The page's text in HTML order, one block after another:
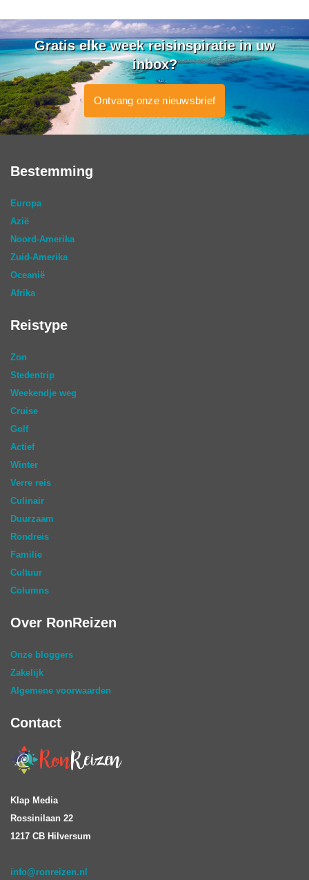
Gratis elke week reisinspiratie in uw
inbox?
Ontvang onze nieuwsbrief
Bestemming
Europa
Azië
Noord-Amerika
Zuid-Amerika
Oceanië
Afrika
Reistype
Zon
Stedentrip
Weekendje weg
Cruise
Golf
Actief
Winter
Verre reis
Culinair
Duurzaam
Rondreis
Familie
Cultuur
Columns
Over RonReizen
Onze bloggers
Zakelijk
Algemene voorwaarden
Contact
Klap Media
Rossinilaan 22
1217 CB Hilversum
info@ronreizen.nl